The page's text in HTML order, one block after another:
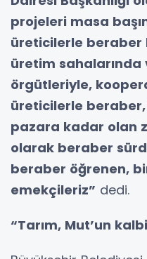
projeleri masa
üreticilerle beraber
üretim
örgütleriyle,
üreticilerle
pazara kadar olan
olarak beraber
beraber öğrenen,
emekçileriz” dedi.
“Tarım, Mut’un